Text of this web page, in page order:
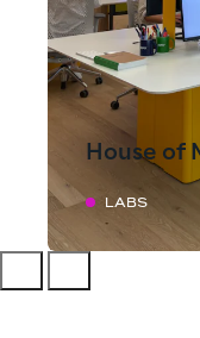
House of
LABS